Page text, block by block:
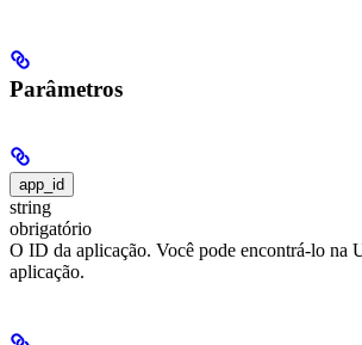
Parâmetros
app_id
string
obrigatório
O ID da aplicação. Você pode encontrá-lo na
aplicação.